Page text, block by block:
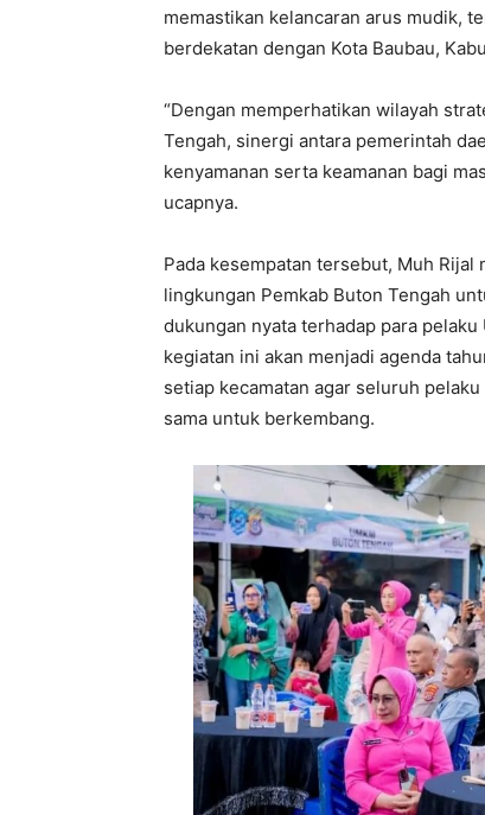
memastikan kelancaran arus mudik,
berdekatan dengan Kota Baubau,
“Dengan memperhatikan wilayah
Tengah, sinergi antara pemerintah
kenyamanan serta keamanan bagi
ucapnya.
Pada kesempatan tersebut, Muh Rijal
lingkungan Pemkab Buton Tengah
dukungan nyata terhadap para
kegiatan ini akan menjadi agenda
setiap kecamatan agar seluruh
sama untuk berkembang.